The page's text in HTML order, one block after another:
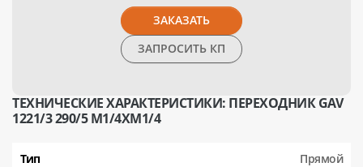
ЗАКАЗАТЬ
ЗАПРОСИТЬ КП
ТЕХНИЧЕСКИЕ ХАРАКТЕРИСТИКИ: ПЕРЕХОДНИК GAV
1221/3 290/5 М1/4XМ1/4
Тип Прямой